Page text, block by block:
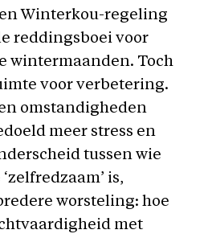
Winterkou-regeling
reddingsboei voor
wintermaanden. Toch
voor verbetering.
omstandigheden
meer stress en
tussen wie
is,
worsteling: hoe
met